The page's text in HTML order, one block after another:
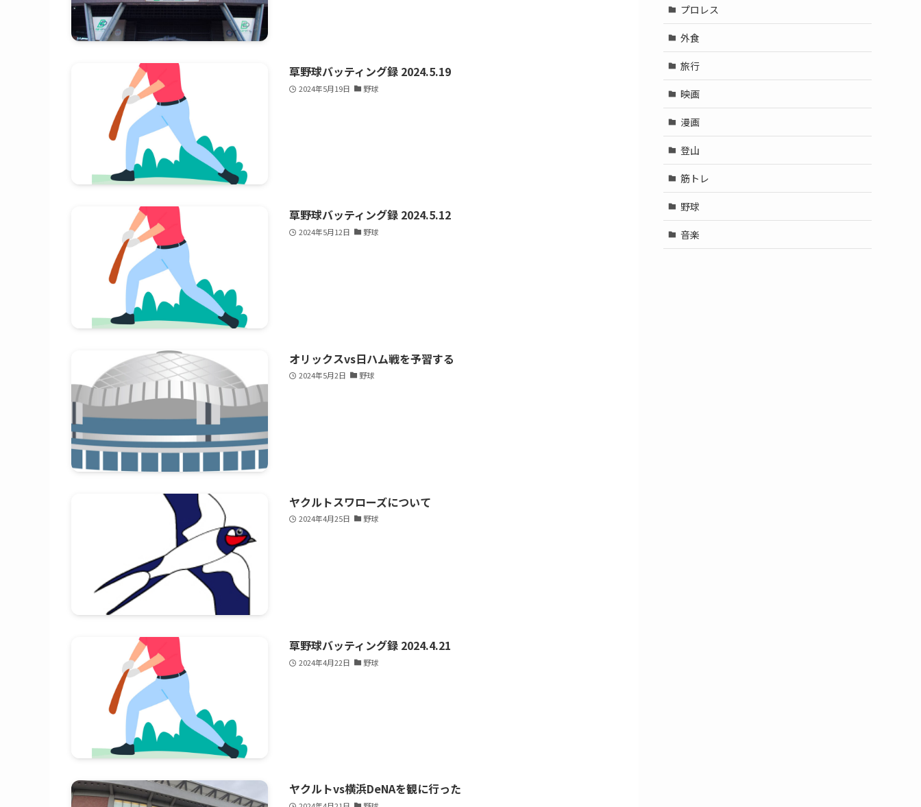
草野球バッティング録 2024.5.19
2024年5月19日 野球
草野球バッティング録 2024.5.12
2024年5月12日 野球
オリックスvs日ハム戦を予習する
2024年5月2日 野球
ヤクルトスワローズについて
2024年4月25日 野球
草野球バッティング録 2024.4.21
2024年4月22日 野球
ヤクルトvs横浜DeNAを観に行った
プロレス
外食
旅行
映画
漫画
登山
筋トレ
野球
音楽